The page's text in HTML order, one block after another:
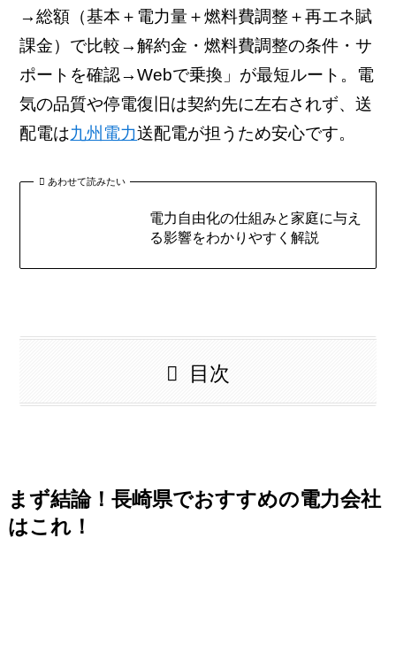
→総額（基本＋電力量＋燃料費調整＋再エネ賦
課金）で比較→解約金・燃料費調整の条件・サ
ポートを確認→Webで乗換」が最短ルート。電
気の品質や停電復旧は契約先に左右されず、送
配電は九州電力送配電が担うため安心です。
あわせて読みたい
電力自由化の仕組みと家庭に与え
る影響をわかりやすく解説
目次
まず結論！長崎県でおすすめの電力会社
はこれ！